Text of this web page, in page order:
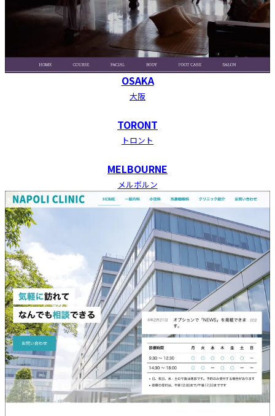
OSAKA
大阪
TORONT
トロント
MELBOURNE
メルボルン